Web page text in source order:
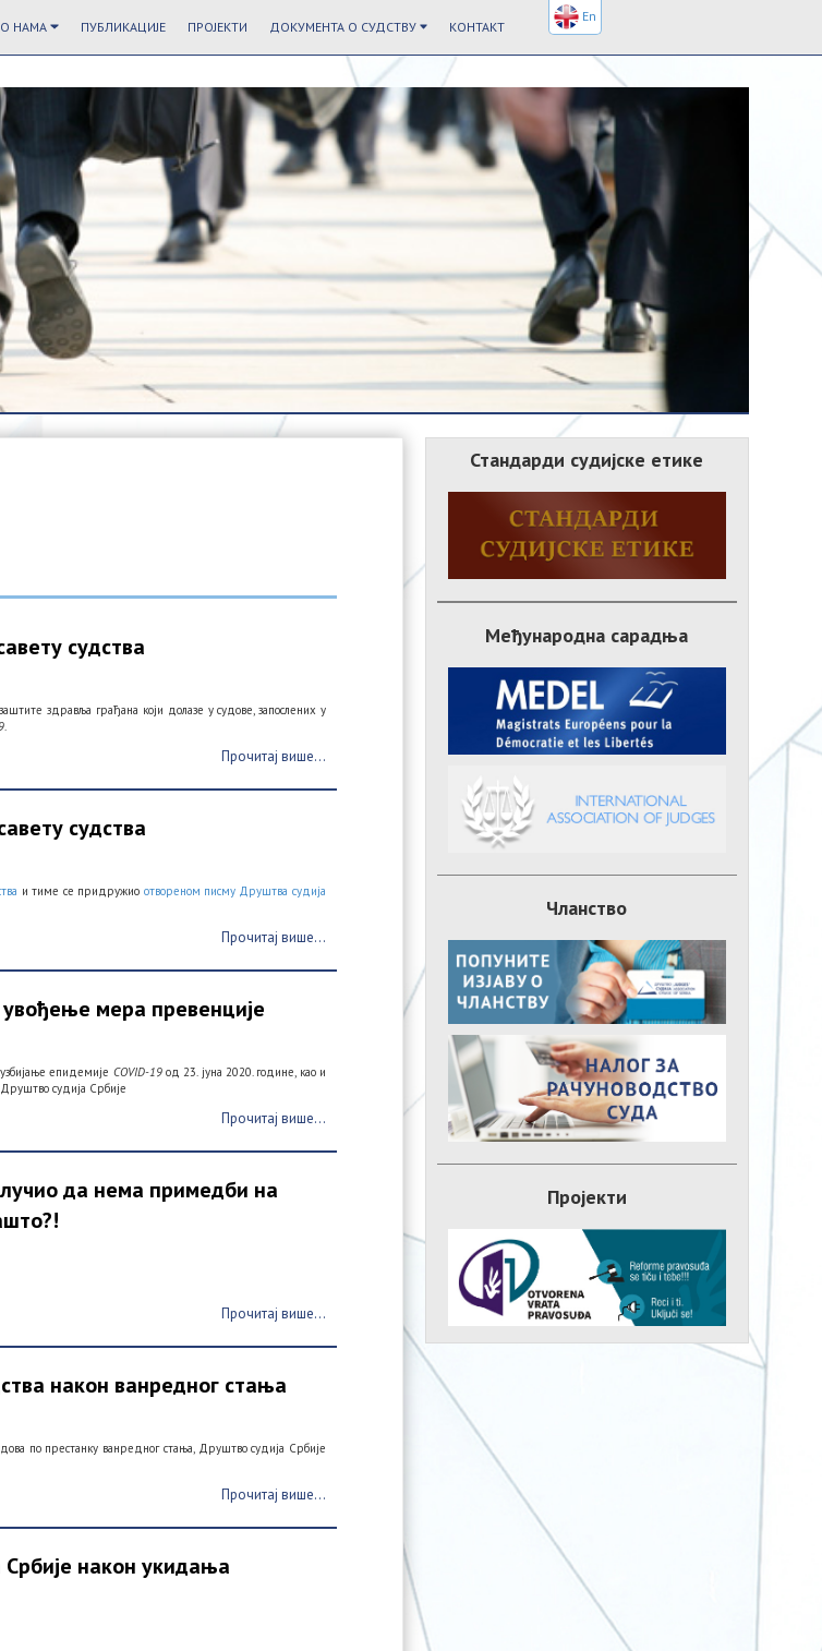
О НАМА ПУБЛИКАЦИЈЕ ПРОЈЕКТИ ДОКУМЕНТА О СУДСТВУ КОНТАКТ
судства
здравља грађана који долазе у судове, запослених у
.
Прочитај више...
судства
и тиме се придружио отвореном писму Друштва судија
Прочитај више...
мера превенције
епидемије COVID-19од 23. јуна 2020. године, као и
судија Србије
Прочитај више...
да нема примедби на
Прочитај више...
након ванредног стања
по престанку ванредног стања, Друштво судија Србије
Прочитај више...
након укидања
Стандарди судијске етике
Међународна сарадња
Чланство
Пројекти
En